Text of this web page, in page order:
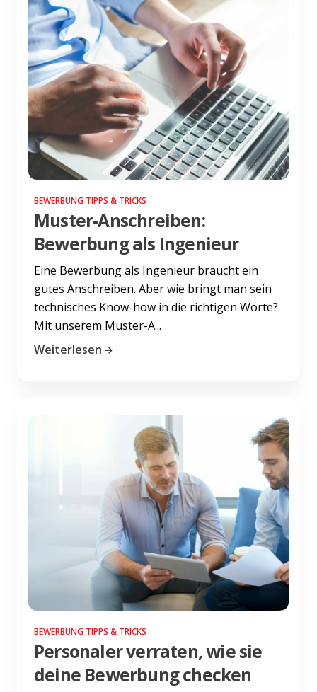
BEWERBUNG TIPPS & TRICKS
Muster-Anschreiben:
Bewerbung als Ingenieur
Eine Bewerbung als Ingenieur braucht ein
gutes Anschreiben. Aber wie bringt man sein
technisches Know-how in die richtigen Worte?
Mit unserem Muster-A...
Weiterlesen
BEWERBUNG TIPPS & TRICKS
Personaler verraten, wie sie
deine Bewerbung checken